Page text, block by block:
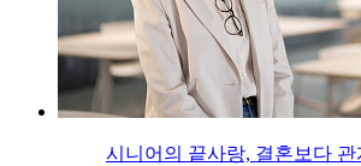
시니어의 끝사랑, 결혼보다 관